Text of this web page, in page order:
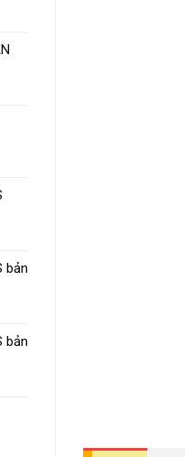
bản
bản